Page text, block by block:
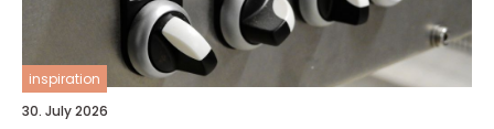
inspiration
30. July 2026